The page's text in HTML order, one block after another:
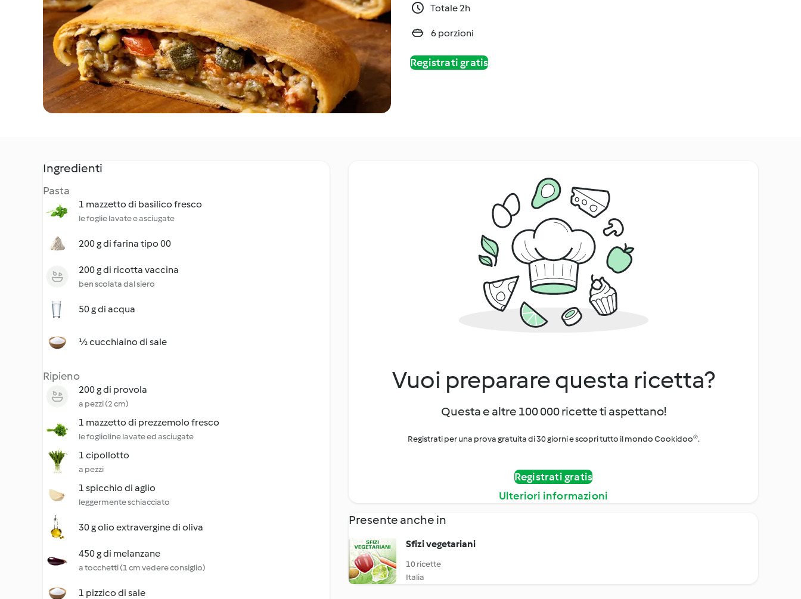
Totale 2h
6 porzioni
Registrati gratis
Ingredienti
Pasta
1 mazzetto di basilico fresco
le foglie lavate e asciugate
200 g di farina tipo 00
200 g di ricotta vaccina
ben scolata dal siero
50 g di acqua
½ cucchiaino di sale
Ripieno
200 g di provola
a pezzi (2 cm)
1 mazzetto di prezzemolo fresco
le foglioline lavate ed asciugate
1 cipollotto
a pezzi
1 spicchio di aglio
leggermente schiacciato
30 g olio extravergine di oliva
450 g di melanzane
a tocchetti (1 cm vedere consiglio)
1 pizzico di sale
Vuoi preparare questa ricetta?
Questa e altre 100 000 ricette ti aspettano!
Registrati per una prova gratuita di 30 giorni e scopri tutto il mondo Cookidoo®.
Registrati gratis
Ulteriori informazioni
Presente anche in
Sfizi vegetariani
10 ricette
Italia